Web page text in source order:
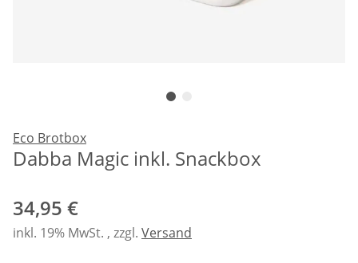
Eco Brotbox
Dabba Magic inkl. Snackbox
34,95 €
inkl. 19% MwSt. , zzgl. Versand